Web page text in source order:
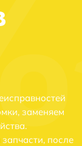
заменяем
после